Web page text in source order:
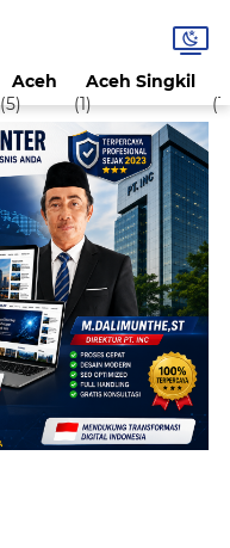
Aceh
(5)
Aceh Singkil
(1)
(1)